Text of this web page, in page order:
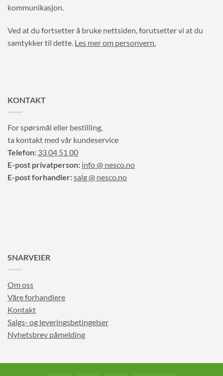
kommunikasjon.
Ved at du fortsetter å bruke nettsiden, forutsetter vi at du
samtykker til dette. Les mer om personvern.
KONTAKT
For spørsmål eller bestilling,
ta kontakt med vår kundeservice
Telefon: 33 04 51 00
E-post privatperson: info @ nesco.no
E-post forhandler:salg @ nesco.no
SNARVEIER
Om oss
Våre forhandlere
Kontakt
Salgs- og leveringsbetingelser
Nyhetsbrev påmelding